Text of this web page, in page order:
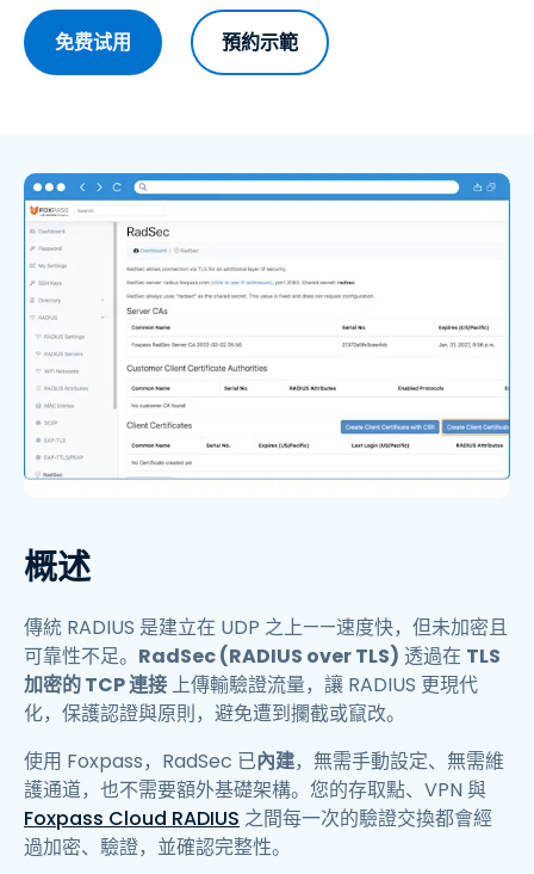
免费试用 預約示範
概述
傳統 RADIUS 是建立在 UDP 之上——速度快，但未加密且
可靠性不足。 RadSec (RADIUS over TLS) 透過在 TLS
加密的 TCP 連接上傳輸驗證流量，讓 RADIUS 更現代
化，保護認證與原則，避免遭到攔截或竄改。
使用 Foxpass，RadSec 已內建，無需手動設定、無需維
護通道，也不需要額外基礎架構。您的存取點、VPN 與
Foxpass Cloud RADIUS 之間每一次的驗證交換都會經
過加密、驗證，並確認完整性。